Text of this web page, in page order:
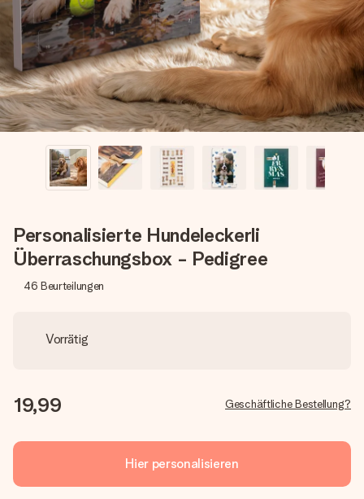
Montag - Freitag : 8:30 - 17:00 Uhr
Samstag - Sonntag : 8:30 - 13:00 Uhr
Personalisierte Hundeleckerli
Überraschungsbox - Pedigree
46 Beurteilungen
Vorrätig
19,99 Geschäftliche Bestellung?
Hier personalisieren